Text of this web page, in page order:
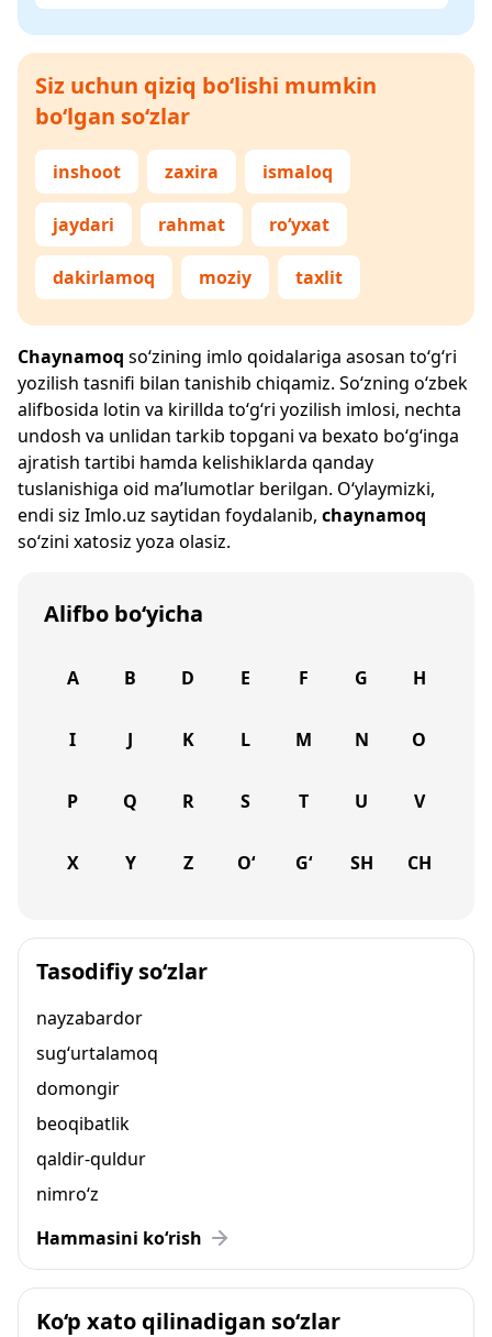
Siz uchun qiziq bo‘lishi mumkin
bo‘lgan so‘zlar
inshoot zaxira ismaloq
jaydari rahmat ro‘yxat
dakirlamoq moziy taxlit
Chaynamoq so‘zining imlo qoidalariga asosan to‘g‘ri
yozilish tasnifi bilan tanishib chiqamiz. So‘zning o‘zbek
alifbosida lotin va kirillda to‘g‘ri yozilish imlosi, nechta
undosh va unlidan tarkib topgani va bexato bo‘g‘inga
ajratish tartibi hamda kelishiklarda qanday
tuslanishiga oid ma’lumotlar berilgan. O‘ylaymizki,
endi siz Imlo.uz saytidan foydalanib, chaynamoq
so‘zini xatosiz yoza olasiz.
Alifbo bo‘yicha
A B D E F G H
I J K L M N O
P Q R S T U V
X Y Z O‘ G‘ SH CH
Tasodifiy so‘zlar
nayzabardor
sug‘urtalamoq
domongir
beoqibatlik
qaldir-quldur
nimro‘z
Hammasini ko‘rish
Ko‘p xato qilinadigan so‘zlar